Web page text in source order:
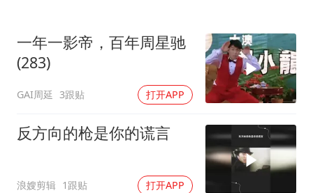
“不怕六爷挂得多 就怕六爷挂一颗”
全民健身事业高质量发展
乐享全民健身 共筑健康中国
一年一影帝，百年周星驰
(283)
GAI周延 3跟贴 打开APP
反方向的枪是你的谎言
浪嫂剪辑 1跟贴 打开APP